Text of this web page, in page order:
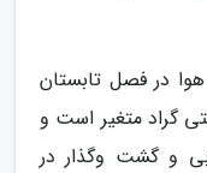
در فصل تابستان
تا 35 درجه سانتی گراد متغیر است و
و گشت وگذار در